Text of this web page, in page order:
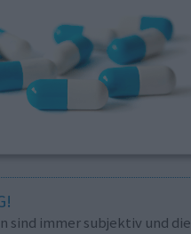
sind immer subjektiv und die